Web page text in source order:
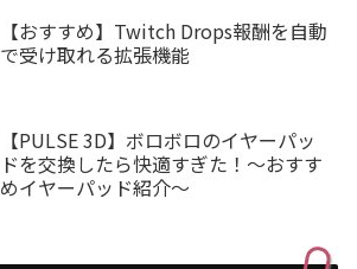
【おすすめ】Twitch Drops報酬を自動
で受け取れる拡張機能
【PULSE 3D】ボロボロのイヤーパッ
ドを交換したら快適すぎた！～おすす
めイヤーパッド紹介～